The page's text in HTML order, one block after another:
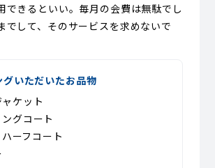
できるといい。毎月の会費は無駄でし
でして、そのサービスを求めないで
グいただいたお品物
ケット
グコート
ーフコート